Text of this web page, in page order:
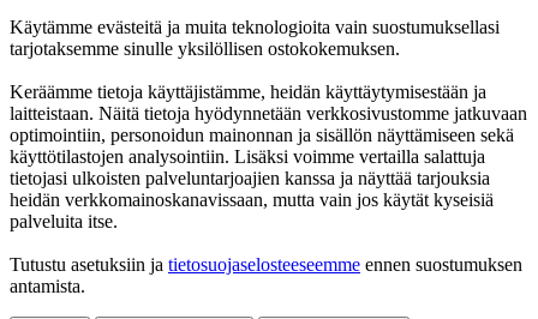
Käytämme evästeitä ja muita teknologioita vain suostumuksellasi
tarjotaksemme sinulle yksilöllisen ostokokemuksen.
Keräämme tietoja käyttäjistämme, heidän käyttäytymisestään ja
laitteistaan. Näitä tietoja hyödynnetään verkkosivustomme jatkuvaan
optimointiin, personoidun mainonnan ja sisällön näyttämiseen sekä
käyttötilastojen analysointiin. Lisäksi voimme vertailla salattuja
tietojasi ulkoisten palveluntarjoajien kanssa ja näyttää tarjouksia
heidän verkkomainoskanavissaan, mutta vain jos käytät kyseisiä
palveluita itse.
Tutustu asetuksiin ja tietosuojaselosteeseemme ennen suostumuksen
antamista.